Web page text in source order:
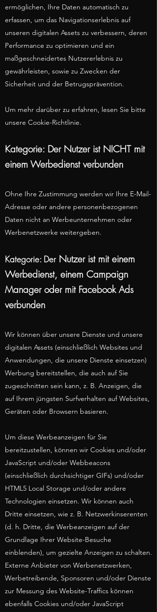
ermöglichen, Ihre Daten automatisch zu
erfassen, um das Navigationserlebnis auf
unseren digitalen Assets zu verbessern, deren
Performance zu optimieren und ein
maßgeschneidertes Nutzererlebnis zu
gewährleisten, sowie zu Zwecken der
Sicherheit und der Betrugsprävention.
Um mehr darüber zu erfahren, lesen Sie bitte
unsere Cookie-Richtlinie.
Kategorie: Der Nutzer ist NICHT mit
einem Werbedienst verbunden
Ohne Ihre Zustimmung werden wir Ihre E-Mail-
Adresse oder andere personenbezogenen
Daten nicht an Werbeunternehmen oder
Werbenetzwerke weitergeben.
Kategorie: DerNutzer ist mit einem
Werbedienst, einem Campaign
Manager oder mit Facebook Ads
verbunden
Wir können über unsere Dienste und unsere
digitalen Assets (einschließlich Websites und
Anwendungen, die unsere Dienste einsetzen)
Werbung bereitstellen, die auch auf Sie
zugeschnitten sein kann, z. B. Anzeigen, die
auf Ihrem jüngsten Surfverhalten auf Websites,
Geräten oder Browsern basieren.
Um diese Werbeanzeigen für Sie
bereitzustellen, können wir Cookies und/oder
JavaScript und/oder Webbeacons
(einschließlich durchsichtiger GIFs) und/oder
HTML5 Local Storage und/oder andere
Technologien einsetzen. Wir können auch
Dritte einsetzen, wie z. B. Netzwerkinserenten
(d. h. Dritte, die Werbeanzeigen auf der
Grundlage Ihrer Website-Besuche
einblenden), um gezielte Anzeigen zu schalten.
Externe Anbieter von Werbenetzwerken,
Werbetreibende, Sponsoren und/oder Dienste
zur Messung des Website-Traffics können
ebenfalls Cookies und/oder JavaScript